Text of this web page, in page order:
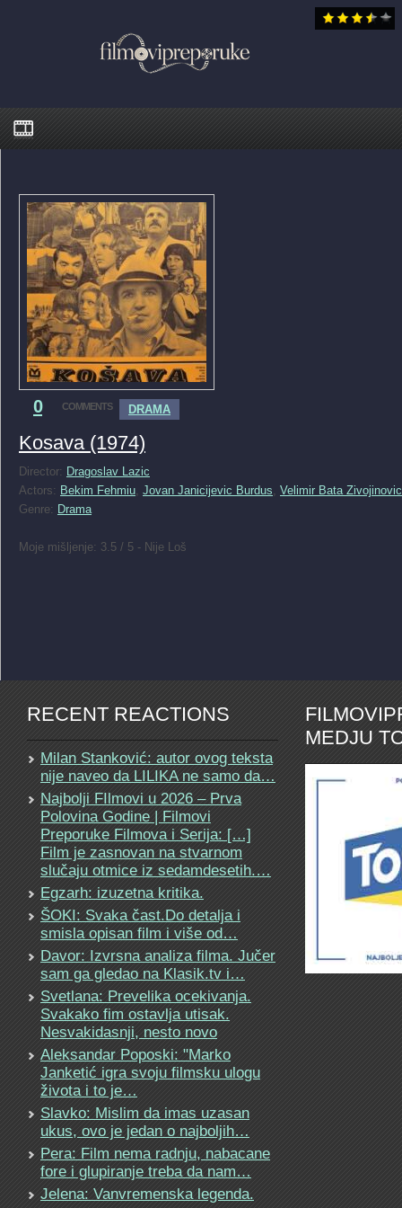
0 COMMENTS DRAMA
Kosava (1974)
Director: Dragoslav Lazic
Actors: Bekim Fehmiu Jovan Janicijevic Burdus Velimir Bata Zivojinovic
Genre: Drama
Moje mišljenje: 3.5 / 5 - Nije Loš
RECENT REACTIONS
Milan Stanković: autor ovog teksta
nije naveo da LILIKA ne samo da…
Najbolji FIlmovi u 2026 – Prva
Polovina Godine | Filmovi
Preporuke Filmova i Serija: […]
Film je zasnovan na stvarnom
slučaju otmice iz sedamdesetih.…
Egzarh: izuzetna kritika.
ŠOKI: Svaka čast.Do detalja i
smisla opisan film i više od…
Davor: Izvrsna analiza filma. Jučer
sam ga gledao na Klasik.tv i…
Svetlana: Prevelika ocekivanja.
Svakako fim ostavlja utisak.
Nesvakidasnji, nesto novo
Aleksandar Poposki: "Marko
Janketić igra svoju filmsku ulogu
života i to je…
Slavko: Mislim da imas uzasan
ukus, ovo je jedan o najboljih…
Pera: Film nema radnju, nabacane
fore i glupiranje treba da nam…
Jelena: Vanvremenska legenda.
MEDJU